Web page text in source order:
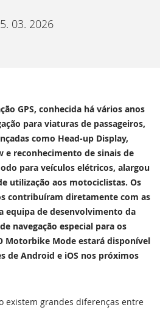
03. 2026
GPS, conhecida há vários anos
para viaturas de passageiros,
como Head-up Display,
e reconhecimento de sinais de
para veículos elétricos, alargou
utilização aos motociclistas. Os
contribuíram diretamente com as
equipa de desenvolvimento da
navegação especial para os
Motorbike Mode estará disponível
de Android e iOS nos próximos
existem grandes diferenças entre